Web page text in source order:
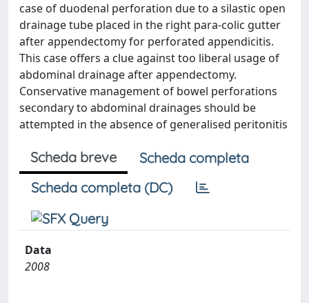
case of duodenal perforation due to a silastic open
drainage tube placed in the right para-colic gutter
after appendectomy for perforated appendicitis.
This case offers a clue against too liberal usage of
abdominal drainage after appendectomy.
Conservative management of bowel perforations
secondary to abdominal drainages should be
attempted in the absence of generalised peritonitis
Scheda breve
Scheda completa
Scheda completa (DC)
Data
2008